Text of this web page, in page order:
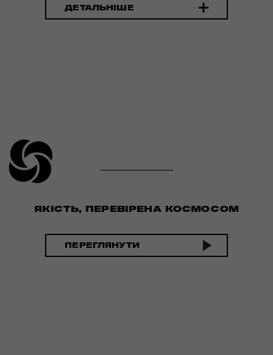
ДЕТАЛЬНІШЕ
ЯКІСТЬ, ПЕРЕВІРЕНА КОСМОСОМ
ПЕРЕГЛЯНУТИ